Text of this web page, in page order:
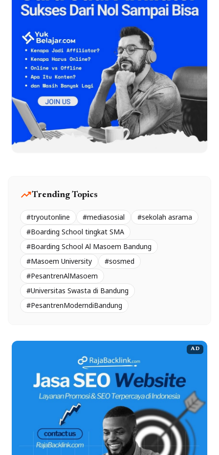
trending_upTrending Topics
#tryoutonline #mediasosial
#sekolah asrama
#Boarding School tingkat SMA
#Boarding School Al Masoem Bandung
#Masoem University
#sosmed
#PesantrenAlMasoem
#Universitas Swasta di Bandung
#PesantrenModerndiBandung
AD